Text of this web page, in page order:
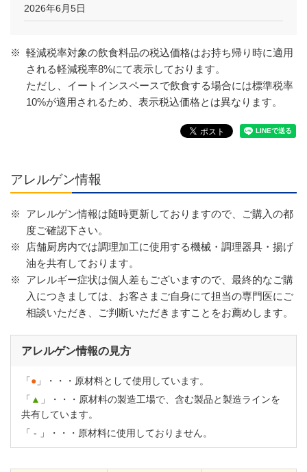
2026年6月5日
※ 軽減税率対象の飲食料品の税込価格はお持ち帰り時に適用
される軽減税率8%にて表示しております。
ただし、イートインスペースで飲食する場合には標準税率
10%が適用されるため、表示税込価格とは異なります。
アレルゲン情報
※
アレルゲン情報は随時更新しておりますので、ご購入の都
度ご確認下さい。
※
店舗厨房内では調理加工に使用する機械・調理器具・揚げ
油を共有しております。
※
アレルギー症状は個人差もございますので、最終的なご購
入につきましては、お客さまご自身にて担当の専門医にご
相談いただき、ご判断いただきますことをお薦めします。
アレルゲン情報の見方
「● 」・・・原材料として使用しています。
「 ▲ 」・・・原材料の製造工場で、含む製品と製造ラインを
共有しています。
「 - 」・・・原材料に使用しておりません。